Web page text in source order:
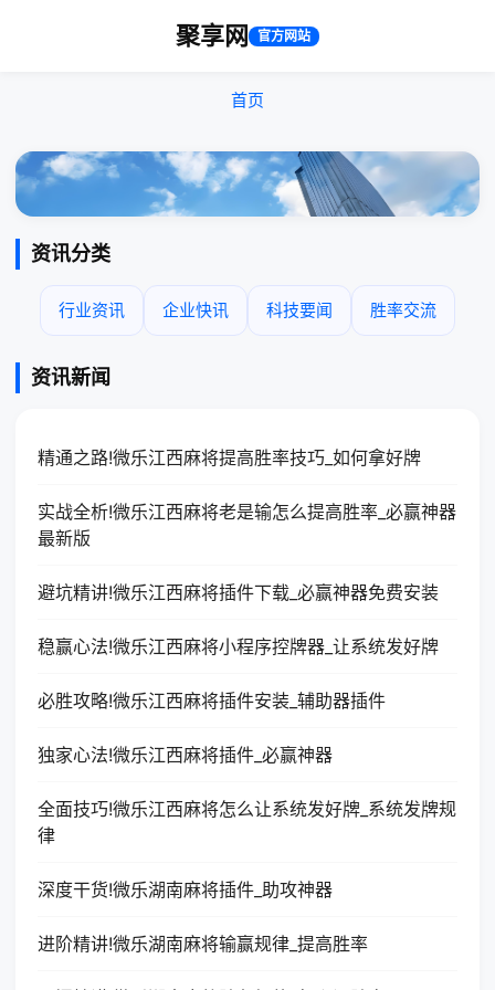
聚享网 官方网站
首页
资讯分类
行业资讯 企业快讯 科技要闻 胜率交流
资讯新闻
精通之路!微乐江西麻将提高胜率技巧_如何拿好牌
实战全析!微乐江西麻将老是输怎么提高胜率_必赢神器
最新版
避坑精讲!微乐江西麻将插件下载_必赢神器免费安装
稳赢心法!微乐江西麻将小程序控牌器_让系统发好牌
必胜攻略!微乐江西麻将插件安装_辅助器插件
独家心法!微乐江西麻将插件_必赢神器
全面技巧!微乐江西麻将怎么让系统发好牌_系统发牌规
律
深度干货!微乐湖南麻将插件_助攻神器
进阶精讲!微乐湖南麻将输赢规律_提高胜率